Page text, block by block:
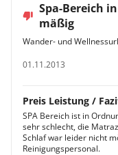
Spa-Bereich
mäßig
Wander- und
01.11.2013
Preis Leistung /
SPA Bereich ist in
sehr schlecht, die
Schlaf war leider nicht
Reinigungspersonal.